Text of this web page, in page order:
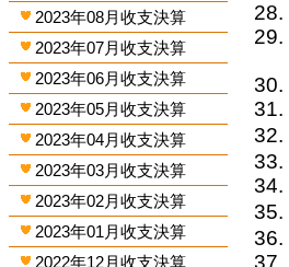
2023年08月收支決算
2023年07月收支決算
2023年06月收支決算
2023年05月收支決算
2023年04月收支決算
2023年03月收支決算
2023年02月收支決算
2023年01月收支決算
2022年12月收支決算